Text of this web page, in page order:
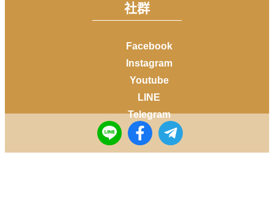
社群
Facebook
Instagram
Youtube
LINE
Telegram
Copyright © 2014-2026DailyView All rights reserved